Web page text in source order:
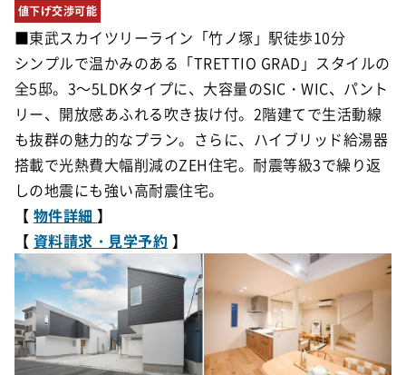
値下げ交渉可能
■東武スカイツリーライン「竹ノ塚」駅徒歩10分
シンプルで温かみのある「TRETTIO GRAD」スタイルの
全5邸。3～5LDKタイプに、大容量のSIC・WIC、パント
リー、開放感あふれる吹き抜け付。2階建てで生活動線
も抜群の魅力的なプラン。さらに、ハイブリッド給湯器
搭載で光熱費大幅削減のZEH住宅。耐震等級3で繰り返
しの地震にも強い高耐震住宅。
【 物件詳細】
【 資料請求・見学予約 】